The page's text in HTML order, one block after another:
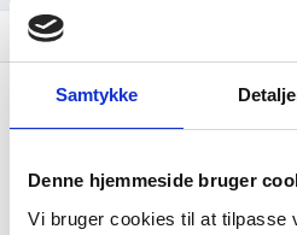
Samtykke
Denne hjemmeside bruger
Vi bruger cookies til at tilpasse
dashboard Virksomhedens